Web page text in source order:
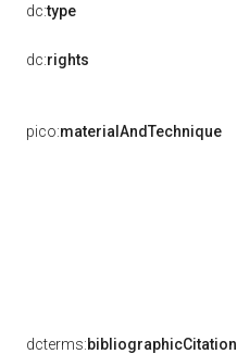
dc:type
dc:rights
pico:materialAndTechnique
dcterms:bibliographicCitation